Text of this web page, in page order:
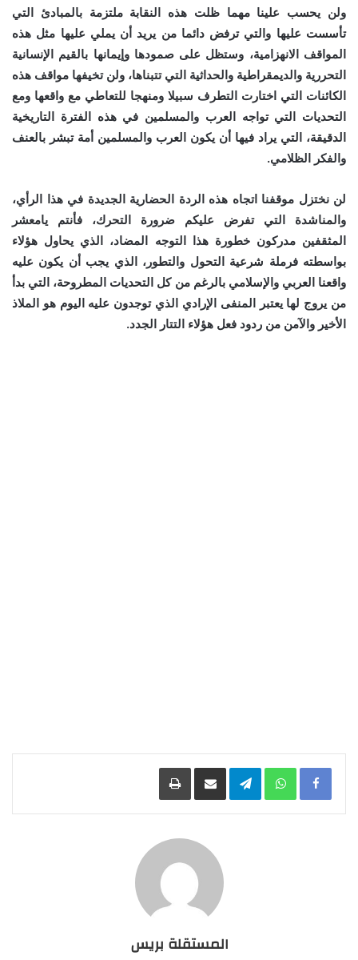
ولن يحسب علينا مهما ظلت هذه النقابة ملتزمة بالمبادئ التي
تأسست عليها والتي ترفض دائما من يريد أن يملي عليها مثل هذه
المواقف الانهزامية، وستظل على صمودها وإيمانها بالقيم الإنسانية
التحررية والديمقراطية والحداثية التي تتبناها، ولن تخيفها مواقف هذه
الكائنات التي اختارت التطرف سبيلا ومنهجا للتعاطي مع واقعها ومع
التحديات التي تواجه العرب والمسلمين في هذه الفترة التاريخية
الدقيقة، التي يراد فيها أن يكون العرب والمسلمين أمة تبشر بالعنف
والفكر الظلامي.
لن نختزل موقفنا اتجاه هذه الردة الحضارية الجديدة في هذا الرأي،
والمناشدة التي تفرض عليكم ضرورة التحرك، فأنتم يامعشر
المثقفين مدركون خطورة هذا التوجه المضاد، الذي يحاول هؤلاء
بواسطته فرملة شرعية التحول والتطور، الذي يجب أن يكون عليه
واقعنا العربي والإسلامي بالرغم من كل التحديات المطروحة، التي بدأ
من يروج لها يعتبر المنفى الإرادي الذي توجدون عليه اليوم هو الملاذ
الأخير والآمن من ردود فعل هؤلاء التتار الجدد.
Facebook
WhatsApp
Telegramمشاركة عبر البريد طباعة
المستقلة بريس